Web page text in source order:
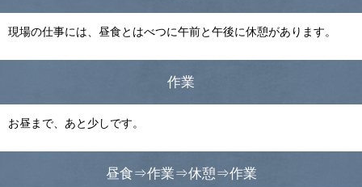
現場の仕事には、昼食とはべつに午前と午後に休憩があります。
作業
お昼まで、あと少しです。
昼食⇒作業⇒休憩⇒作業